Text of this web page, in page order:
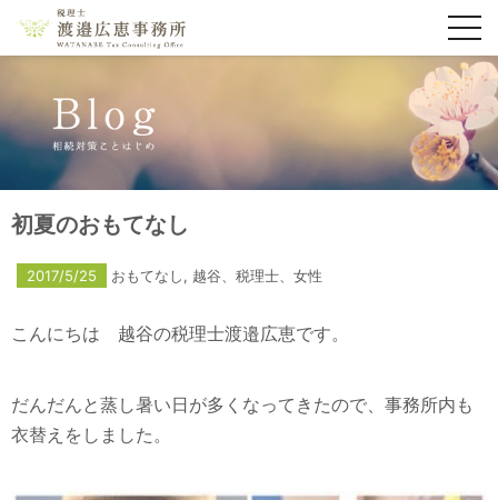
初夏のおもてなし
2017/5/25 おもてなし, 越谷、税理士、女性
こんにちは 越谷の税理士渡邉広恵です。
だんだんと蒸し暑い日が多くなってきたので、事務所内も
衣替えをしました。